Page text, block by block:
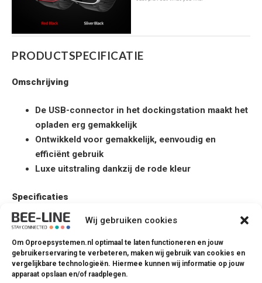
Wij gebruiken cookies
Om Oproepsystemen.nl optimaal te laten functioneren en jouw
gebruikerservaring te verbeteren, maken wij gebruik van cookies en
vergelijkbare technologieën. Hiermee kunnen wij informatie op jouw
apparaat opslaan en/of raadplegen.
PRODUCTSPECIFICATIE
Omschrijving
De USB-connector in het dockingstation maakt het
opladen erg gemakkelijk
Ontwikkeld voor gemakkelijk, eenvoudig en
efficiënt gebruik
Luxe uitstraling dankzij de rode kleur
Specificaties
Maten
Gewicht 50g